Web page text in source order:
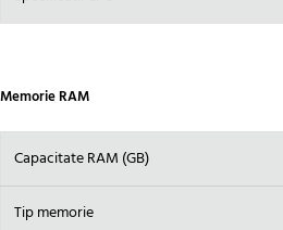
Memorie RAM
Capacitate RAM (GB)
Tip memorie